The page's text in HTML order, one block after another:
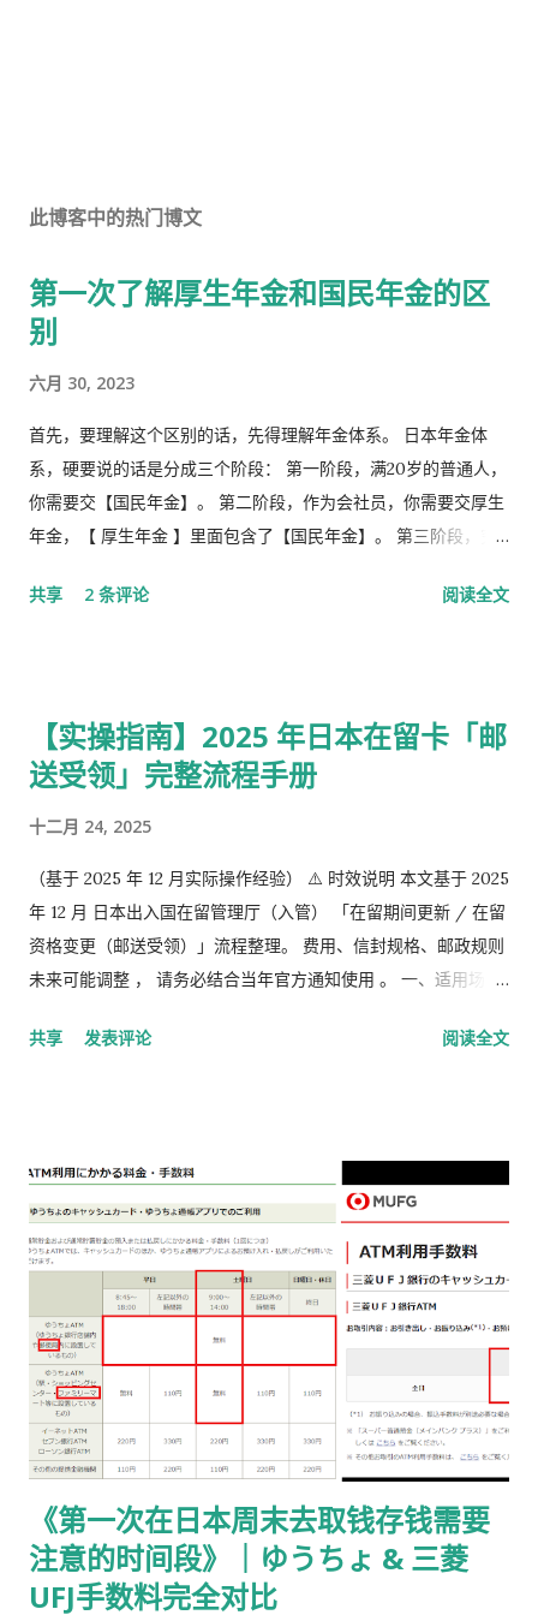
此博客中的热门博文
第一次了解厚生年金和国民年金的区
别
六月 30, 2023
首先，要理解这个区别的话，先得理解年金体系。 日本年金体
系，硬要说的话是分成三个阶段： 第一阶段，满20岁的普通人，
你需要交【国民年金】。 第二阶段，作为会社员，你需要交厚生
年金，【 厚生年金 】里面包含了【国民年金】。 第三阶段，究
槽的。 第1号被保险者：20岁以上60岁未满农业者，自营业者，
共享 2 条评论 阅读全文
【实操指南】2025 年日本在留卡「邮
送受领」完整流程手册
十二月 24, 2025
（基于 2025 年 12 月实际操作经验） ⚠️ 时效说明 本文基于 2025
年 12 月 日本出入国在留管理厅（入管） 「在留期间更新 / 在留
资格变更（邮送受领）」流程整理。 费用、信封规格、邮政规则
未来可能调整 ， 请务必结合当年官方通知使用 。 一、适用场景
完了，请邮寄材料 」的邮件 选择 邮送方式领取新在留卡 需要自
载 PDF（不是费用说明页） 👉
https://www.moj.go.jp/isa/content/930002833.pdf 打印后
填写： 右上角： 申请受理编号 右下角： 本人姓名 在指定的「収
入印紙贴付栏」内： 贴 5,500 日元的收入印纸 可以是 两张或多
张 不重叠、不消印 📌 5,500 日元适用于： 2025 年 4 月 1 日以
后提交的在留期间更新 / 资格变更申请 ② 准备回邮用【レター
パック】 可以使用： 青色：レターパックライト（430 日元）
或红色：レターパックプラス（更稳，但非强制） 回邮用 レター
パック： 提前写好“收件人地址” 可写：本人住址 或 公司地址 不
要封口 可 对折一次 （标准做法） 📌 官方邮件只写「レターパッ
ク」， 没有指定必须 Plus，也没有写必须本人签收 。 ③ 用【简
易书留】寄给入管 把以下 3 样东西一起放入一个 A4 用信封 ：
手数料纳付书（已贴印纸） 当前持有的在留卡 正本 回邮用 レタ
共享 发表评论 阅读全文
《第一次在日本周末去取钱存钱需要
注意的时间段》｜ゆうちょ & 三菱
UFJ手数料完全对比